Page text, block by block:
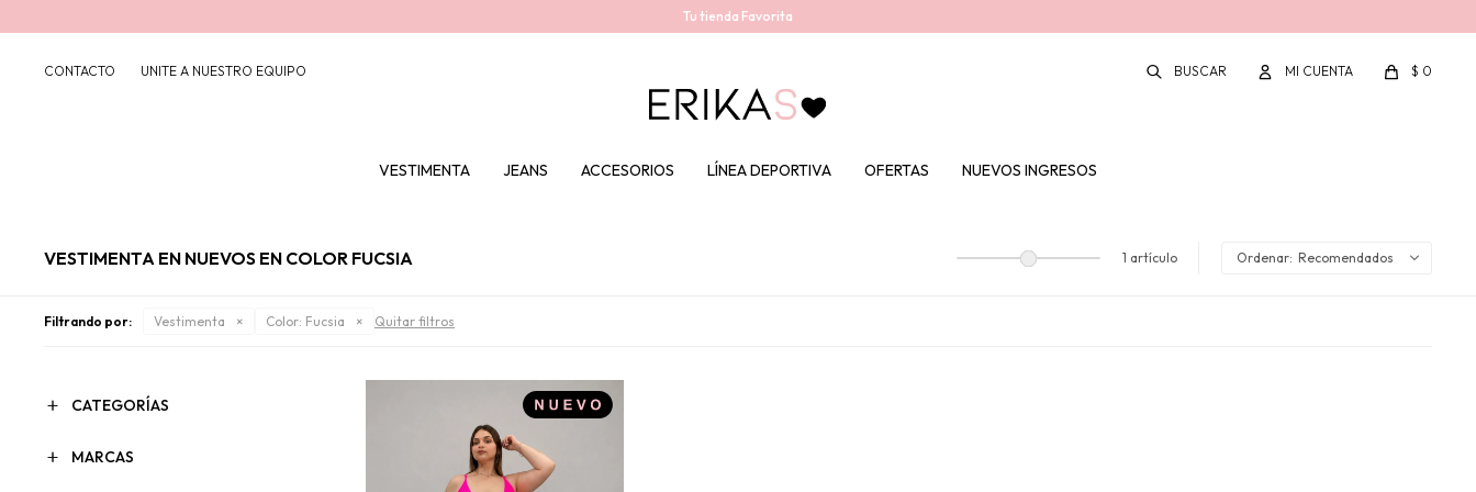
Tu tienda Favorita
VESTIMENTA JEANS ACCESORIOS LÍNEA DEPORTIVA OFERTAS NUEVOS INGRESOS
$ 0
CONTACTO UNITE A NUESTRO EQUIPO
VESTIMENTA EN NUEVOS EN COLOR FUCSIA 1 artículo Recomendados
Filtrando por: Vestimenta Color: Fucsia Quitar filtros
CATEGORÍAS
MARCAS